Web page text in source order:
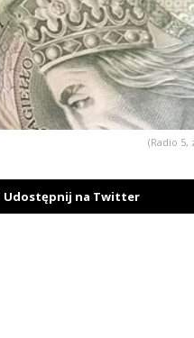
(Radio 5,
Udostępnij na Twitter